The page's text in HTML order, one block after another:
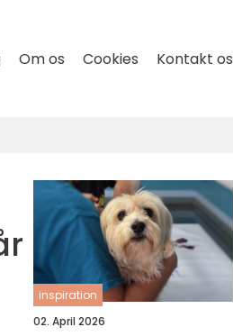
Om os Cookies Kontakt os
inspiration
02. April 2026